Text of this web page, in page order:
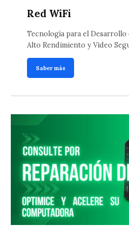
Red WiFi
Tecnología para el Desarrollo
Alto Rendimiento y Video
Saber más